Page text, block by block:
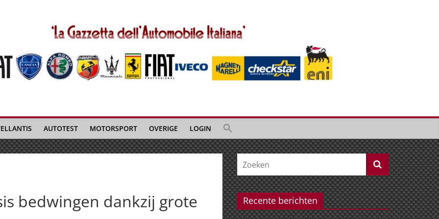
AUTOTEST MOTORSPORT OVERIGE LOGIN
bedwingen dankzij grote Recente berichten